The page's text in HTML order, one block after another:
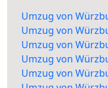
Umzug von
Umzug von
Umzug von
Umzug von
Umzug von